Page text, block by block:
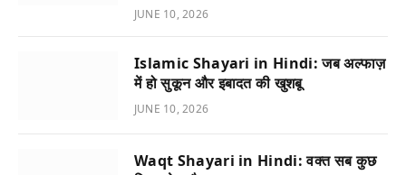
JUNE 10, 2026
Islamic Shayari in Hindi: जब अल्फाज़
में हो सुकून और इबादत की खुशबू
JUNE 10, 2026
Waqt Shayari in Hindi: वक्त सब कुछ